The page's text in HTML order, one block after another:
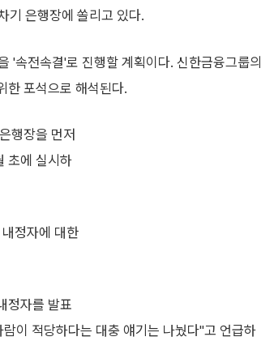
기 은행장에 쏠리고 있다.
'속전속결'로 진행할 계획이다. 신한금융그룹의
한 포석으로 해석된다.
행장을 먼저
초에 실시하
정자에 대한
정자를 발표
이 적당하다는 대충 얘기는 나눴다"고 언급하